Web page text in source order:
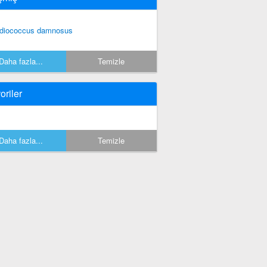
damnosus
Daha fazla... Temizle
Daha fazla... Temizle